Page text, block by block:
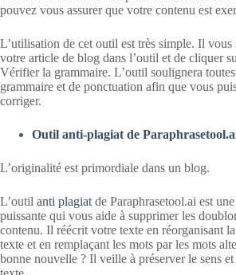
pouvez vous assurer que votre contenu est
L’utilisation de cet outil est très simple. Il
votre article de blog dans l’outil et de cliquer
Vérifier la grammaire. L’outil soulignera
grammaire et de ponctuation afin que vous
corriger.
Outil anti-plagiat de
L’originalité est primordiale dans un blog.
L’outil anti plagiat de Paraphrasetool.ai est
puissante qui vous aide à supprimer les
contenu. Il réécrit votre texte en réorganisant
texte et en remplaçant les mots par les mots
bonne nouvelle ? Il veille à préserver le sens